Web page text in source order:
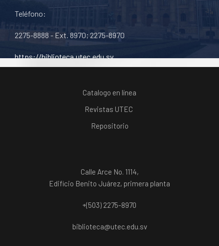
Teléfono:
2275-8888 - Ext. 8970; 2275-8970
https://biblioteca.utec.edu.sv
Catalogo en línea
Revistas UTEC
Repositorio
Calle Arce No. 1114,
Edificio Benito Juárez, primera planta
+(503) 2275-8970
biblioteca@utec.edu.sv